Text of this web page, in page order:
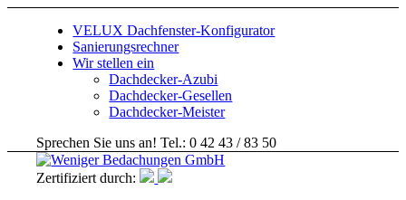
VELUX Dachfenster-Konfigurator
Sanierungsrechner
Wir stellen ein
Dachdecker-Azubi
Dachdecker-Gesellen
Dachdecker-Meister
Sprechen Sie uns an! Tel.: 0 42 43 / 83 50
Zertifiziert durch: